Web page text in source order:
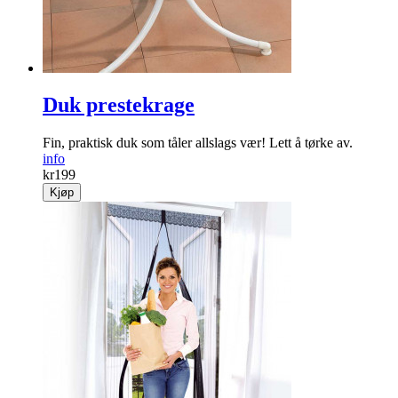
Duk prestekrage
Fin, praktisk duk som tåler allslags vær! Lett å tørke av.
info
kr199
Kjøp